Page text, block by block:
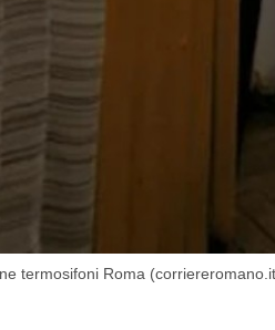
termosifoni Roma